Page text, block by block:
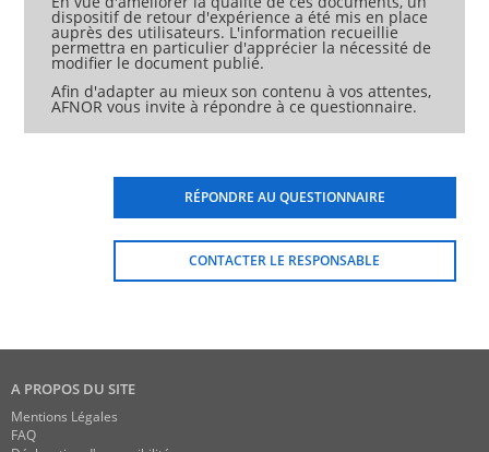
dispositif de retour d'expérience a été mis en place
auprès des utilisateurs. L'information recueillie
permettra en particulier d'apprécier la nécessité de
modifier le document publié.
Afin d'adapter au mieux son contenu à vos attentes,
AFNOR vous invite à répondre à ce questionnaire.
RÉPONDRE AU QUESTIONNAIRE
CONTACTER LE RESPONSABLE
A PROPOS DU SITE
Mentions Légales
FAQ